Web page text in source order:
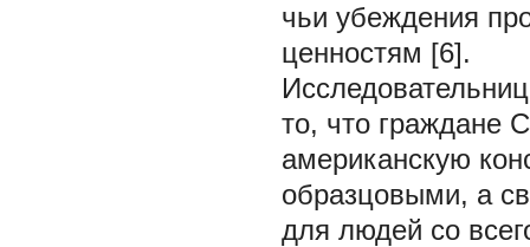
чьи убеждения
ценностям [6].
то, что граждане
американскую
образцовыми, а
для людей со